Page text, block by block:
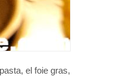
el foie gras,